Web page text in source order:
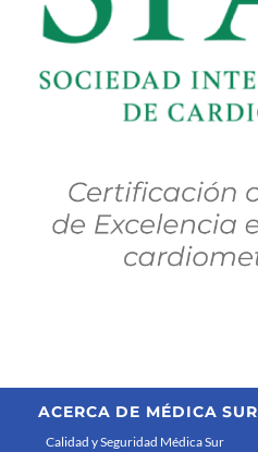
ACERCA DE MÉDICA SUR
Calidad y Seguridad Médica Sur